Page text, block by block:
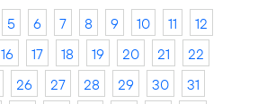
5 6 7 8 9 10 11
12
16 17 18 19 20 21
22
26 27 28 29 30
31